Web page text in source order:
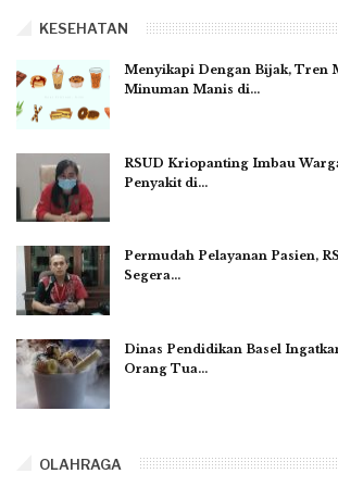
KESEHATAN
Menyikapi Dengan Bijak, Tren
Minuman Manis di…
RSUD Kriopanting Imbau
Penyakit di…
Permudah Pelayanan Pasien,
Segera…
Dinas Pendidikan Basel
Orang Tua…
OLAHRAGA